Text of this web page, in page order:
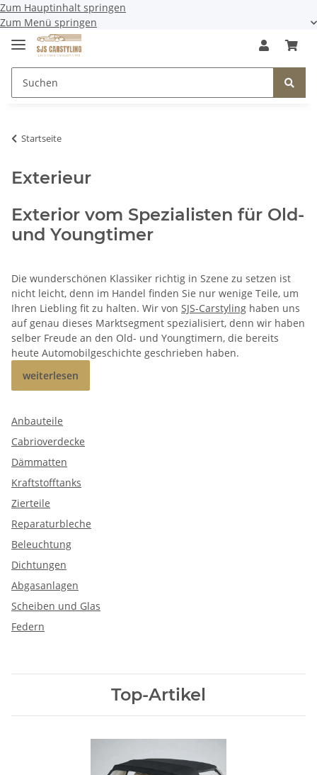
Zum Hauptinhalt springen
Zum Menü springen
Startseite
Exterieur
Exterior vom Spezialisten für Old-
und Youngtimer
Die wunderschönen Klassiker richtig in Szene zu setzen ist
nicht leicht, denn im Handel finden Sie nur wenige Teile, um
Ihren Liebling fit zu halten. Wir von SJS-Carstyling haben uns
auf genau dieses Marktsegment spezialisiert, denn wir haben
selber Freude an den Old- und Youngtimern, die bereits
heute Automobilgeschichte geschrieben haben.
weiterlesen
Anbauteile
Cabrioverdecke
Dämmatten
Kraftstofftanks
Zierteile
Reparaturbleche
Beleuchtung
Dichtungen
Abgasanlagen
Scheiben und Glas
Federn
Top-Artikel